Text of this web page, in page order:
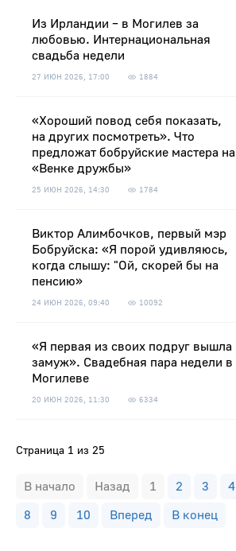
Из Ирландии – в Могилев за
любовью. Интернациональная
свадьба недели
27 ИЮН 2026, 17:00 1884
«Хороший повод себя показать,
на других посмотреть». Что
предложат бобруйские мастера на
«Венке дружбы»
25 ИЮН 2026, 14:30 1784
Виктор Алимбочков, первый мэр
Бобруйска: «Я порой удивляюсь,
когда слышу: "Ой, скорей бы на
пенсию»
24 ИЮН 2026, 09:40 10092
«Я первая из своих подруг вышла
замуж». Свадебная пара недели в
Могилеве
20 ИЮН 2026, 11:30 6334
Страница 1 из 25
В начало Назад 1 2 3 4
8
9 10 Вперед В конец